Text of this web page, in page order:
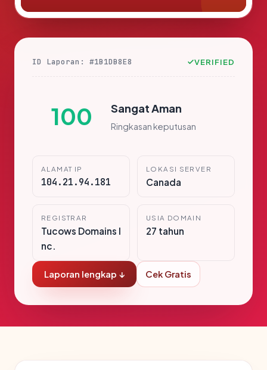
ID Laporan: #1B1DB8E8 VERIFIED
100 Sangat Aman
Ringkasan keputusan
ALAMAT IP
104.21.94.181
LOKASI SERVER
Canada
REGISTRAR
Tucows Domains I
nc.
USIA DOMAIN
27 tahun
Laporan lengkap ↓ Cek Gratis